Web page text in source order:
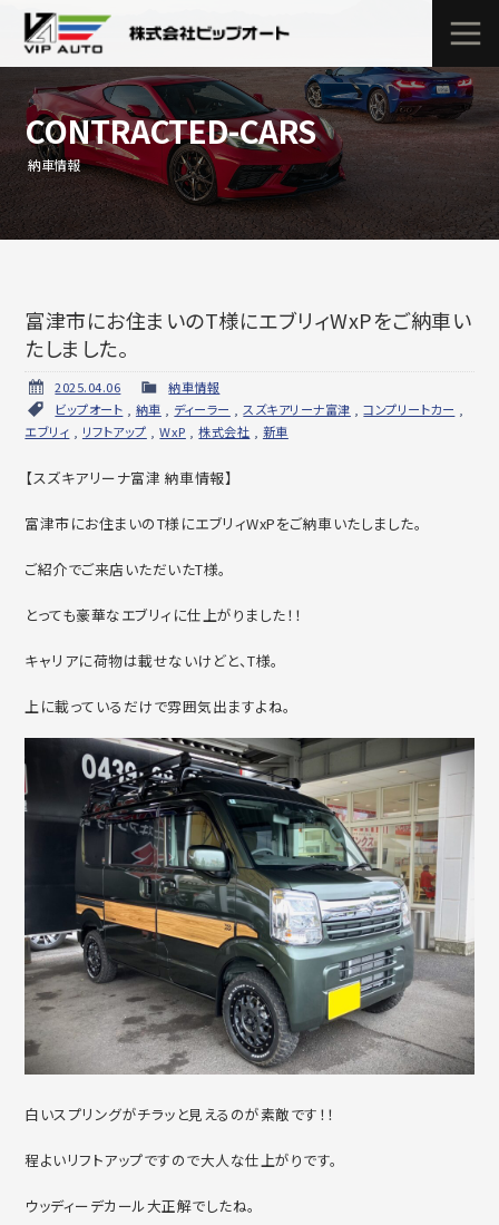
CONTRACTED-CARS
納車情報
富津市にお住まいのT様にエブリィWxPをご納車い
たしました。
2025.04.06
納車情報
ビップオート
納車 ディーラー スズキアリーナ富津 ,コンプリートカー
エブリィ
リフトアップ ,WxP ,株式会社 新車
【スズキアリーナ富津 納車情報】
富津市にお住まいのT様にエブリィWxPをご納車いたしました。
ご紹介でご来店いただいたT様。
とっても豪華なエブリィに仕上がりました！！
キャリアに荷物は載せないけどと、T様。
上に載っているだけで雰囲気出ますよね。
白いスプリングがチラッと見えるのが素敵です！！
程よいリフトアップですので大人な仕上がりです。
ウッディーデカール大正解でしたね。